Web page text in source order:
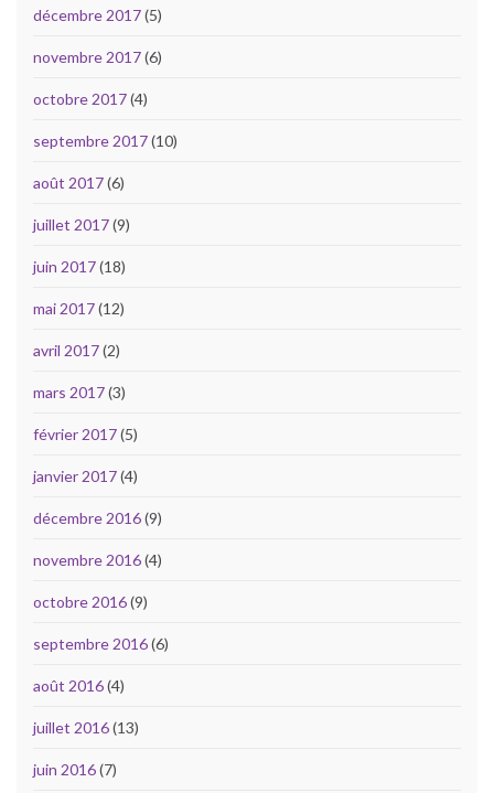
décembre 2017(5)
novembre 2017(6)
octobre 2017(4)
septembre 2017(10)
août 2017(6)
juillet 2017(9)
juin 2017(18)
mai 2017(12)
avril 2017(2)
mars 2017(3)
février 2017(5)
janvier 2017(4)
décembre 2016(9)
novembre 2016(4)
octobre 2016(9)
septembre 2016(6)
août 2016(4)
juillet 2016(13)
juin 2016(7)